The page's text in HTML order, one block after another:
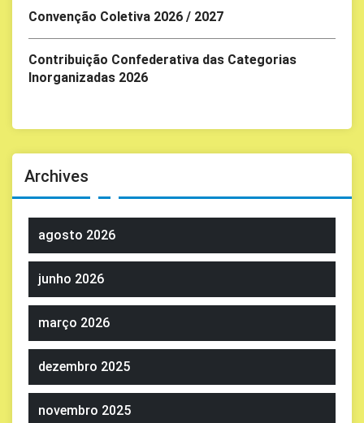
Convenção Coletiva 2026 / 2027
Contribuição Confederativa das Categorias
Inorganizadas 2026
Archives
agosto 2026
junho 2026
março 2026
dezembro 2025
novembro 2025